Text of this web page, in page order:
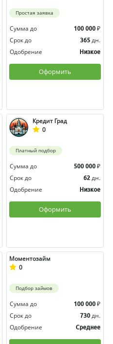
Простая заявка
Сумма до 100 000 ₽
Срок до
365 дн.
Одобрение
Низкое
Оформить
Кредит Град
0
Платный подбор
Сумма до 500 000 ₽
Срок до
62 дн.
Одобрение
Низкое
Оформить
Моментозайм
0
Подбор займов
Сумма до 100 000 ₽
Срок до
730 дн.
Одобрение
Среднее